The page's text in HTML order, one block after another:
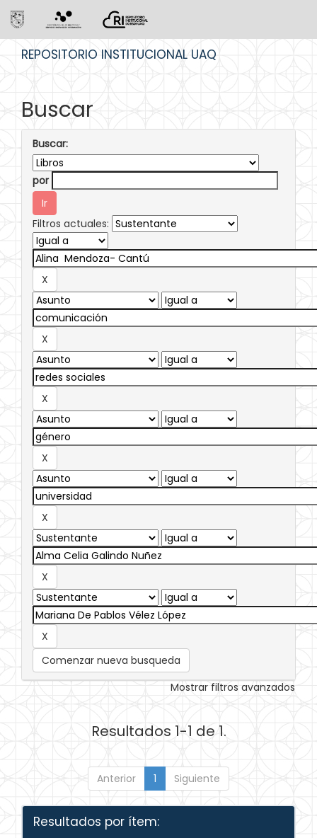
REPOSITORIO INSTITUCIONAL UAQ
Buscar
Buscar:
por
Filtros actuales:
Comenzar nueva busqueda
Mostrar filtros avanzados
Resultados 1-1 de 1.
Anterior 1 Siguiente
Resultados por ítem: